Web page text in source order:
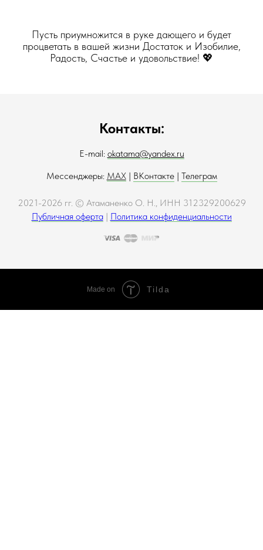
Пусть приумножится в руке дающего и будет
процветать в вашей жизни Достаток и Изобилие,
Радость, Счастье и удовольствие! 💖
Контакты:
E-mail: okatama@yandex.ru
Мессенджеры: MAX| ВКонтакте| Телеграм
2021-2026 гг. © Атаманенко О. Н., ИНН 312329200629
Публичная оферта| Политика конфиденциальности
Made on Tilda